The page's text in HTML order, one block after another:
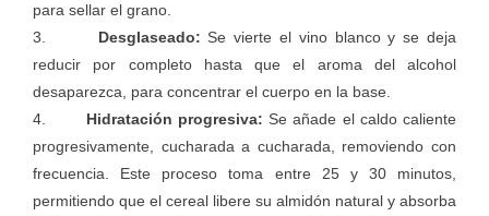
para sellar el grano.
3. Desglaseado: Se vierte el vino blanco y se deja
reducir por completo hasta que el aroma del alcohol
desaparezca, para concentrar el cuerpo en la base.
4. Hidratación progresiva: Se añade el caldo caliente
progresivamente, cucharada a cucharada, removiendo con
frecuencia. Este proceso toma entre 25 y 30 minutos,
permitiendo que el cereal libere su almidón natural y absorba